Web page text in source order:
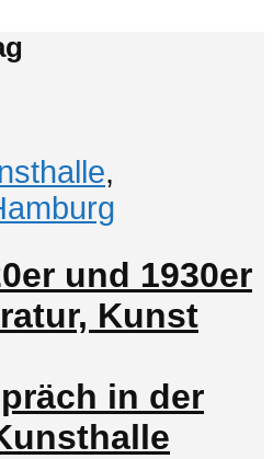
,
und 1930er
Kunst
in der